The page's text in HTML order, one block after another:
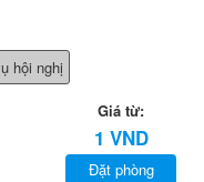
hội nghị
Giá từ:
1 VND
Đặt phòng